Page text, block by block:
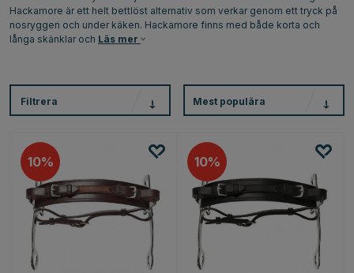
Hackamore är ett helt bettlöst alternativ som verkar genom ett tryck på
nosryggen och under käken. Hackamore finns med både korta och
långa skänklar och Läs mer
Filtrera Mest populära
10 10